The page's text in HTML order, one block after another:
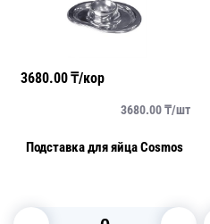
3680.00₸/кор
3680.00₸/шт
Подставка для яйца Cosmos